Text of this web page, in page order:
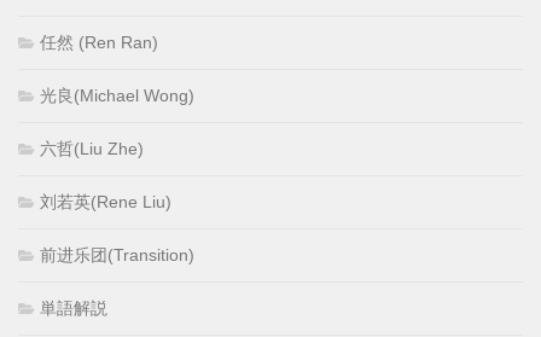
任然 (Ren Ran)
光良(Michael Wong)
六哲(Liu Zhe)
刘若英(Rene Liu)
前进乐团(Transition)
単語解説